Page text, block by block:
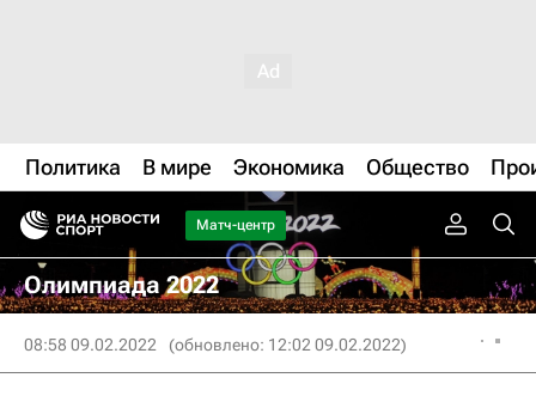
Политика В мире Экономика Общество
Матч-центр
Олимпиада 2022
08:58 09.02.2022 (обновлено: 12:02 09.02.2022)